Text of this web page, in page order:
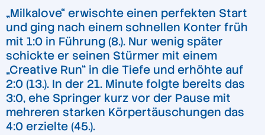
„Milkalove“ erwischte einen perfekten Start
und ging nach einem schnellen Konter früh
mit 1:0 in Führung (8.). Nur wenig später
schickte er seinen Stürmer mit einem
„Creative Run“ in die Tiefe und erhöhte auf
2:0 (13.). In der 21. Minute folgte bereits das
3:0, ehe Springer kurz vor der Pause mit
mehreren starken Körpertäuschungen das
4:0 erzielte (45.).